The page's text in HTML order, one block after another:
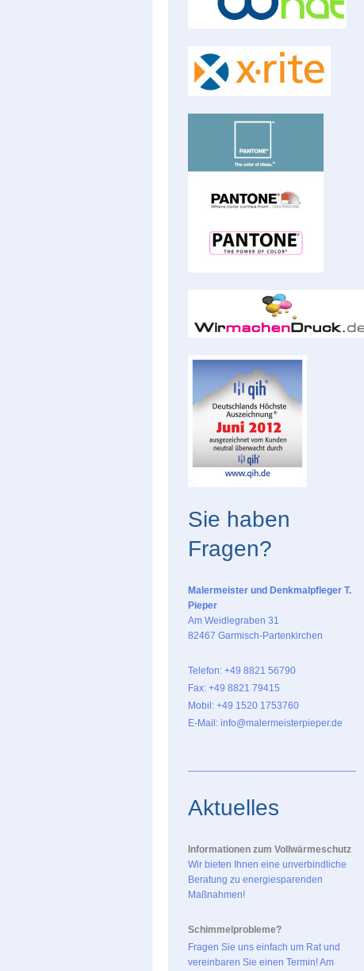
Sie haben
Fragen?
Malermeister und Denkmalpfleger T.
Pieper
Am Weidlegraben 31
82467 Garmisch-Partenkirchen
Telefon: +49 8821 56790
Fax: +49 8821 79415
Mobil: +49 1520 1753760
E-Mail: info@malermeisterpieper.de
Aktuelles
Informationen zum Vollwärmeschutz
Wir bieten Ihnen eine unverbindliche
Beratung zu energiesparenden
Maßnahmen!
Schimmelprobleme?
Fragen Sie uns einfach um Rat und
vereinbaren Sie einen Termin! Am